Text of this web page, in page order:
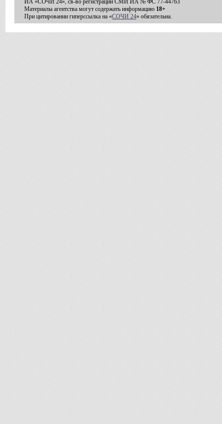
ИА «СОЧИ 24», св-во регистрации СМИ ИА № ФС 77-44763
Материалы агентства могут содержать информацию 18+
При цитировании гиперссылка на «СОЧИ 24» обязательна.